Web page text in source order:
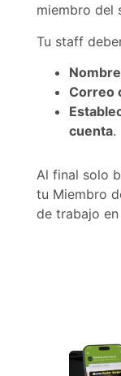
miembro del
Tu staff
Correo
cuenta.
Al final solo
tu Miembro
de trabajo